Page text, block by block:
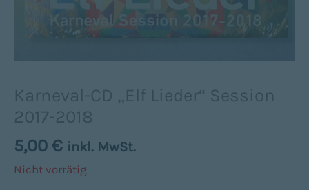
Karneval-CD „Elf Lieder“ Session
2017-2018
5,00 € inkl. MwSt.
Nicht vorrätig